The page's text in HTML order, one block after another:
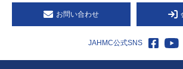
お問い合わせ
JAHMC公式SNS